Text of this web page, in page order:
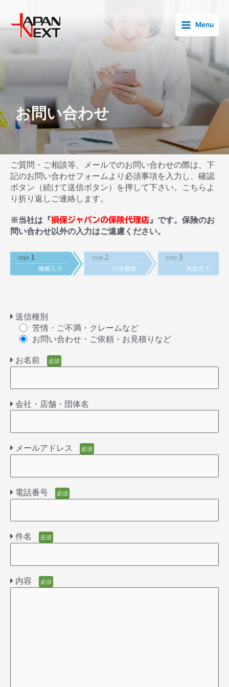
を
Menu
Menu
お問い合わせ
ご質問・ご相談等、メールでのお問い合わせの際は、下
記のお問い合わせフォームより必須事項を入力し、確認
ボタン（続けて送信ボタン）を押して下さい。こちらよ
り折り返しご連絡します。
※当社は『損保ジャパンの保険代理店 』です。保険のお
問い合わせ以外の入力はご遠慮ください。
送信種別
苦情・ご不満・クレームなど
お問い合わせ・ご依頼・お見積りなど
お名前 必須
会社・店舗・団体名
メールアドレス 必須
電話番号 必須
件名 必須
内容 必須